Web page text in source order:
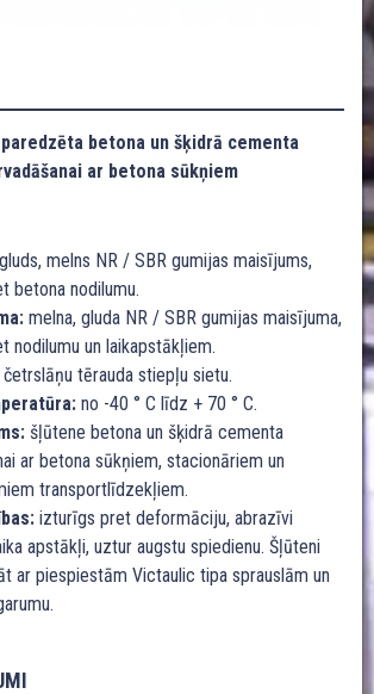
betona un šķidrā cementa
ar betona sūkņiem
gluds, melns NR / SBR gumijas maisījums,
betona nodilumu.
melna, gluda NR / SBR gumijas maisījuma,
nodilumu un laikapstākļiem.
četrslāņu tērauda stiepļu sietu.
no -40 ° C līdz + 70 ° C.
šļūtene betona un šķidrā cementa
ar betona sūkņiem, stacionāriem un
transportlīdzekļiem.
izturīgs pret deformāciju, abrazīvi
apstākļi, uztur augstu spiedienu. Šļūteni
ar piespiestām Victaulic tipa sprauslām un